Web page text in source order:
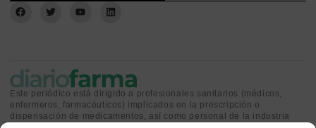
Este periódico está dirigido a profesionales sanitarios (médicos,
enfermeros, farmacéuticos) implicados en la prescripción o
dispensación de medicamentos, así como personal de la industria